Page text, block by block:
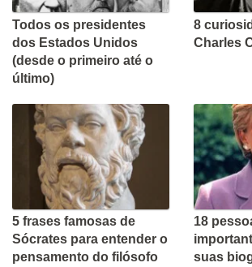
Todos os presidentes
dos Estados Unidos
(desde o primeiro até o
último)
8
Charles
5 frases famosas de
Sócrates para entender o
pensamento do filósofo
18
suas